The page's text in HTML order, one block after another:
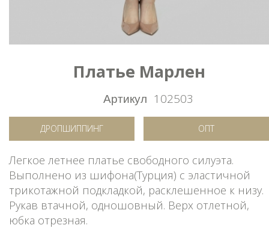
Платье Марлен
Артикул 102503
ДРОПШИППИНГ ОПТ
Легкое летнее платье свободного силуэта.
Выполнено из шифона(Турция) с эластичной
трикотажной подкладкой, расклешенное к низу.
Рукав втачной, одношовный. Верх отлетной,
юбка отрезная.